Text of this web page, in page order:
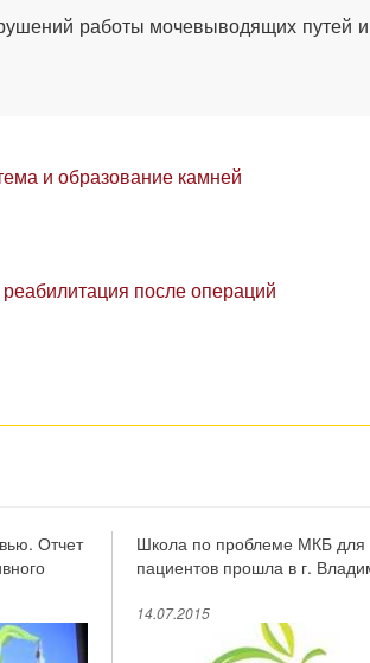
работы мочевыводящих путей
и образование камней
после операций
Отчет
Школа по проблеме МКБ для
пациентов прошла в г.
14.07.2015